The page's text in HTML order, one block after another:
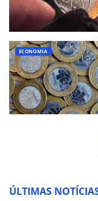
ECONOMIA
ÚLTIMAS